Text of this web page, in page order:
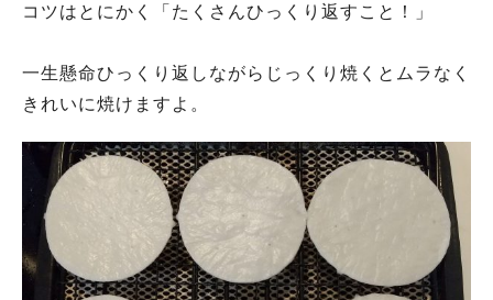
コツはとにかく「たくさんひっくり返すこと！」
一生懸命ひっくり返しながらじっくり焼くとムラなく
きれいに焼けますよ。